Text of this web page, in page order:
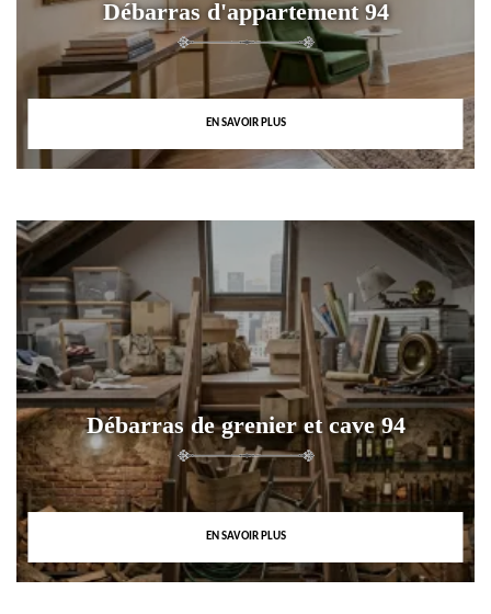
Débarras d'appartement 94
EN SAVOIR PLUS
Débarras de grenier et cave 94
EN SAVOIR PLUS